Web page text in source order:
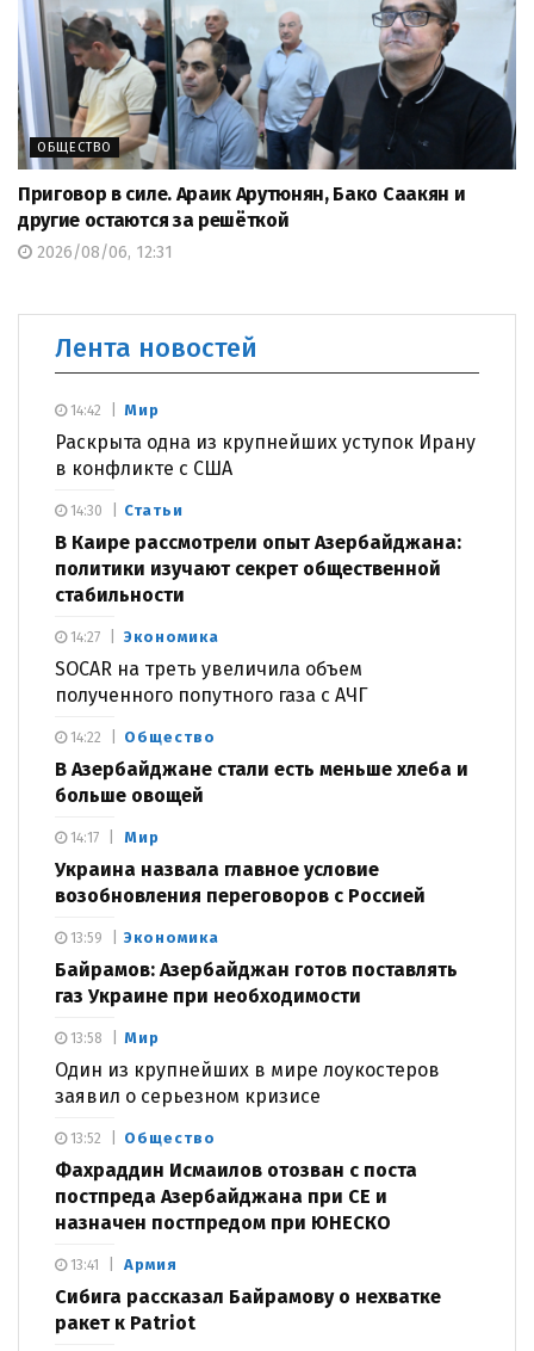
ОБЩЕСТВО
Приговор в силе. Араик Арутюнян, Бако Саакян и
другие остаются за решёткой
2026/08/06, 12:31
Лента новостей
Мир
Раскрыта одна из крупнейших уступок Ирану
в конфликте с США
14:42
Статьи
В Каире рассмотрели опыт Азербайджана:
политики изучают секрет общественной
стабильности
14:30
Экономика
SOCAR на треть увеличила объем
полученного попутного газа с АЧГ
14:27
Общество
В Азербайджане стали есть меньше хлеба и
больше овощей
14:22
Мир
Украина назвала главное условие
возобновления переговоров с Россией
14:17
Экономика
Байрамов: Азербайджан готов поставлять
газ Украине при необходимости
13:59
Мир
Один из крупнейших в мире лоукостеров
заявил о серьезном кризисе
13:58
Общество
Фахраддин Исмаилов отозван с поста
постпреда Азербайджана при СЕ и
назначен постпредом при ЮНЕСКО
13:52
Армия
Сибига рассказал Байрамову о нехватке
ракет к Patriot
13:41